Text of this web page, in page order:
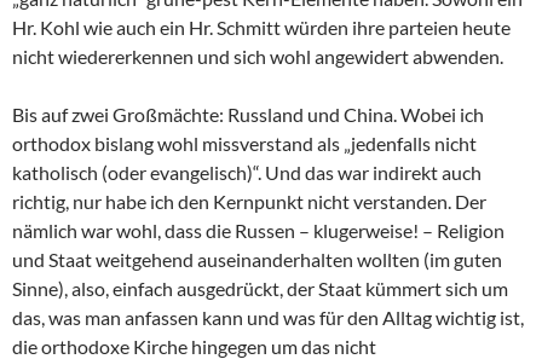
Hr. Kohl wie auch ein Hr. Schmitt würden ihre parteien heute
nicht wiedererkennen und sich wohl angewidert abwenden.
Bis auf zwei Großmächte: Russland und China. Wobei ich
orthodox bislang wohl missverstand als „jedenfalls nicht
katholisch (oder evangelisch)“. Und das war indirekt auch
richtig, nur habe ich den Kernpunkt nicht verstanden. Der
nämlich war wohl, dass die Russen – klugerweise! – Religion
und Staat weitgehend auseinanderhalten wollten (im guten
Sinne), also, einfach ausgedrückt, der Staat kümmert sich um
das, was man anfassen kann und was für den Alltag wichtig ist,
die orthodoxe Kirche hingegen um das nicht